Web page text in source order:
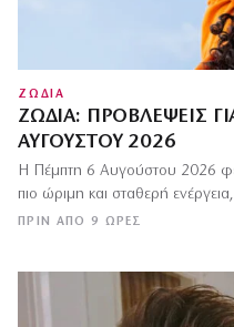
ΖΩΔΙΑ
ΖΏΔΙΑ: ΠΡΟΒΛΈΨΕΙΣ
ΑΥΓΟΎΣΤΟΥ 2026
ΠΡΙΝ ΑΠΌ 9 ΏΡΕΣ
Η Πέμπτη 6 Αυγούστου 2026
πιο ώριμη και σταθερή